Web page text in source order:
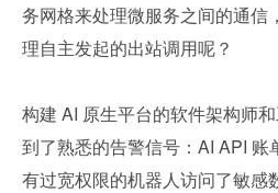
务网格来处理微服务之间的通信
理自主发起的出站调用呢？
构建 AI 原生平台的软件架构师
到了熟悉的告警信号：AI API 账
有过宽权限的机器人访问了敏感